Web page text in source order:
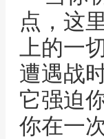
点，这
上的一
遭遇战
它强迫
你在一